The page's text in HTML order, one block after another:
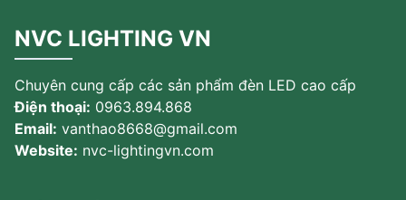
NVC LIGHTING VN
Chuyên cung cấp các sản phẩm đèn LED cao cấp
Điện thoại: 0963.894.868
Email: vanthao8668@gmail.com
Website: nvc-lightingvn.com